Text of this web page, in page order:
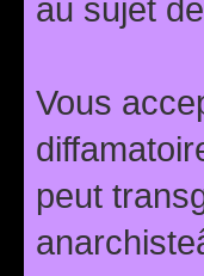
au sujet
Vous
peut